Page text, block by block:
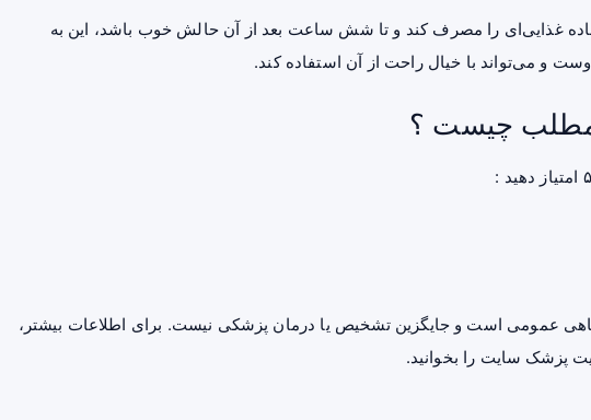
غذایی‌ای را مصرف کند و تا شش ساعت بعد از آن حالش خوب باشد، این به
و می‌تواند با خیال راحت از آن استفاده کند.
مطلب چیست ؟
عمومی است و جایگزین تشخیص یا درمان پزشکی نیست. برای اطلاعات بیشتر،
پزشک سایت را بخوانید.